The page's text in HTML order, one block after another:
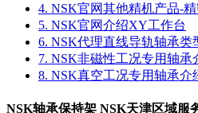
4. NSK官网其他精机产品-
5. NSK官网介绍XY工作台
6. NSK代理直线导轨轴承类
7. NSK非磁性工况专用轴承
8. NSK真空工况专用轴承介
NSK轴承保持架 NSK天津区域服